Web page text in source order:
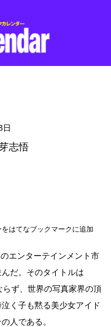
日
志悟
エンターテインメント市
だ。そのタイトルは
らず、世界の写真家界の頂
く子も黙る美少女アイド
人である。